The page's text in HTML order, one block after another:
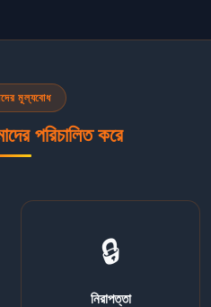
মূল্যবোধ
পরিচালিত করে
🔒
নিরাপত্তা